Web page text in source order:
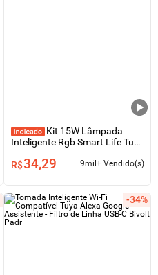
Kit 15W Lâmpada
Inteligente Rgb Smart Life Tuya
R$34,29 9mil+ Vendido(s)
-34%